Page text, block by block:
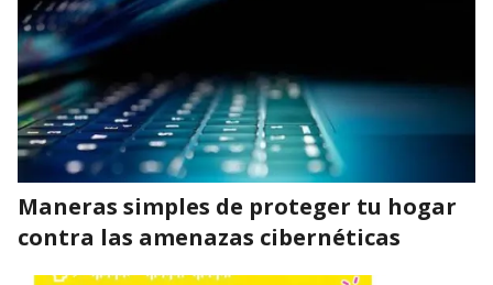
Maneras simples de proteger tu hogar
contra las amenazas cibernéticas